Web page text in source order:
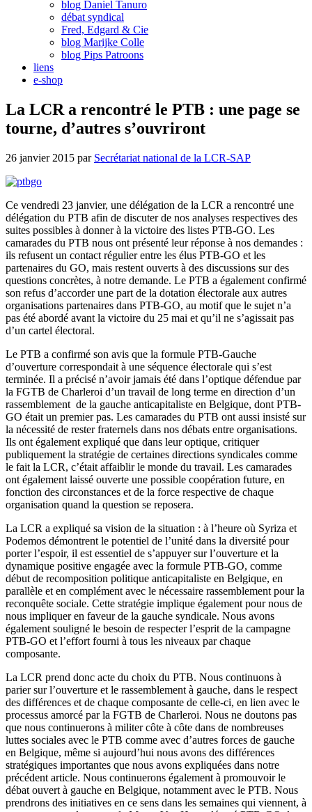
blog Daniel Tanuro
débat syndical
Fred, Edgard & Cie
blog Marijke Colle
blog Pips Patroons
liens
e-shop
La LCR a rencontré le PTB : une page se
tourne, d’autres s’ouvriront
26 janvier 2015 par Secrétariat national de la LCR-SAP
Ce vendredi 23 janvier, une délégation de la LCR a rencontré une
délégation du PTB afin de discuter de nos analyses respectives des
suites possibles à donner à la victoire des listes PTB-GO. Les
camarades du PTB nous ont présenté leur réponse à nos demandes :
ils refusent un contact régulier entre les élus PTB-GO et les
partenaires du GO, mais restent ouverts à des discussions sur des
questions concrètes, à notre demande. Le PTB a également confirmé
son refus d’accorder une part de la dotation électorale aux autres
organisations partenaires dans PTB-GO, au motif que le sujet n’a
pas été abordé avant la victoire du 25 mai et qu’il ne s’agissait pas
d’un cartel électoral.
Le PTB a confirmé son avis que la formule PTB-Gauche
d’ouverture correspondait à une séquence électorale qui s’est
terminée. Il a précisé n’avoir jamais été dans l’optique défendue par
la FGTB de Charleroi d’un travail de long terme en direction d’un
rassemblement de la gauche anticapitaliste en Belgique, dont PTB-
GO était un premier pas. Les camarades du PTB ont aussi insisté sur
la nécessité de rester fraternels dans nos débats entre organisations.
Ils ont également expliqué que dans leur optique, critiquer
publiquement la stratégie de certaines directions syndicales comme
le fait la LCR, c’était affaiblir le monde du travail. Les camarades
ont également laissé ouverte une possible coopération future, en
fonction des circonstances et de la force respective de chaque
organisation quand la question se reposera.
La LCR a expliqué sa vision de la situation : à l’heure où Syriza et
Podemos démontrent le potentiel de l’unité dans la diversité pour
porter l’espoir, il est essentiel de s’appuyer sur l’ouverture et la
dynamique positive engagée avec la formule PTB-GO, comme
début de recomposition politique anticapitaliste en Belgique, en
parallèle et en complément avec le nécessaire rassemblement pour la
reconquête sociale. Cette stratégie implique également pour nous de
nous impliquer en faveur de la gauche syndicale. Nous avons
également souligné le besoin de respecter l’esprit de la campagne
PTB-GO et l’effort fourni à tous les niveaux par chaque
composante.
La LCR prend donc acte du choix du PTB. Nous continuons à
parier sur l’ouverture et le rassemblement à gauche, dans le respect
des différences et de chaque composante de celle-ci, en lien avec le
processus amorcé par la FGTB de Charleroi. Nous ne doutons pas
que nous continuerons à militer côte à côte dans de nombreuses
luttes sociales avec le PTB comme avec d’autres forces de gauche
en Belgique, même si aujourd’hui nous avons des différences
stratégiques importantes que nous avons expliquées dans notre
précédent article. Nous continuerons également à promouvoir le
débat ouvert à gauche en Belgique, notamment avec le PTB. Nous
prendrons des initiatives en ce sens dans les semaines qui viennent, à